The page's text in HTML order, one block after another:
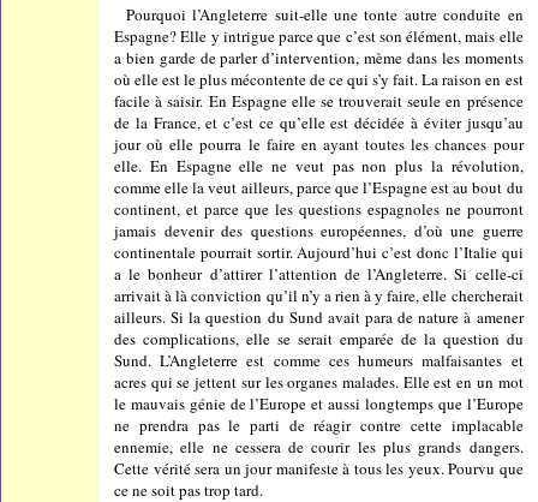
Pourquoi l’Angleterre suit-elle une tonte autre conduite en
Espagne? Elle y intrigue parce que c’est son élément, mais elle
a bien garde de parler d’intervention, mème dans les moments
où elle est le plus mécontente de ce qui s’y fait. La raison en est
facile à saisir. En Espagne elle se trouverait seule en présence
de la France, et c’est ce qu’elle est décidée à éviter jusqu’au
jour où elle pourra le faire en ayant toutes les chances pour
elle. En Espagne elle ne veut pas non plus la révolution,
comme elle la veut ailleurs, parce que l’Espagne est au bout du
continent, et parce que les questions espagnoles ne pourront
jamais devenir des questions européennes, d’où une guerre
continentale pourrait sortir. Aujourd’hui c’est donc l’Italie qui
a le bonheur d’attirer l’attention de l’Angleterre. Si celle-ci
arrivait à là conviction qu’il n’y a rien à y faire, elle chercherait
ailleurs. Si la question du Sund avait para de nature à amener
des complications, elle se serait emparée de la question du
Sund. L’Angleterre est comme ces humeurs malfaisantes et
acres qui se jettent sur les organes malades. Elle est en un mot
le mauvais génie de l’Europe et aussi longtemps que l’Europe
ne prendra pas le parti de réagir contre cette implacable
ennemie, elle ne cessera de courir les plus grands dangers.
Cette vérité sera un jour manifeste à tous les yeux. Pourvu que
ce ne soit pas trop tard.